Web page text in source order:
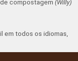
de compostagem(Willy)
em todos os idiomas,